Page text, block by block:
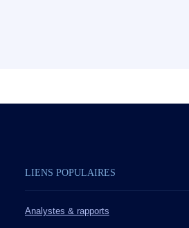
LIENS POPULAIRES
Analystes & rapports